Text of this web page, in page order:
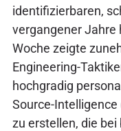
identifizierbaren,
vergangener Jahre
Woche zeigte
Engineering-
hochgradig
Source-
zu erstellen, die